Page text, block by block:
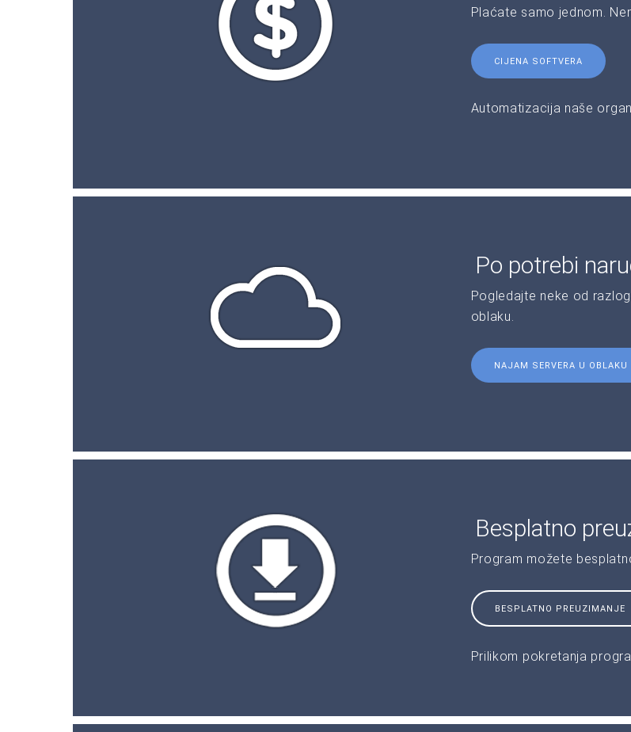
Plaćate samo jednom.
CIJENA SOFTVERA
Automatizacija naše
Po potrebi
Pogledajte neke od
oblaku.
NAJAM SERVERA U OBLAKU
Besplatno
Program možete
BESPLATNO PREUZIMANJE
Prilikom pokretanja